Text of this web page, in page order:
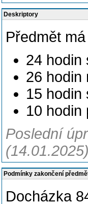
Deskriptory
Předmět
24 hodin
26
15 hodin
10 hodin
Poslední
(14.01.2025)
Podmínky zakončení
Docházka